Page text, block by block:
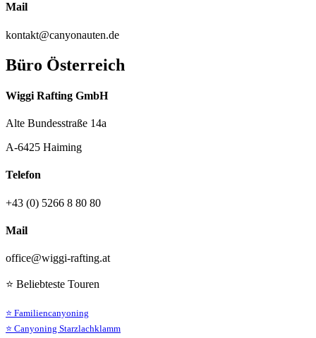
Mail
kontakt@canyonauten.de
Büro Österreich
Wiggi Rafting GmbH
Alte Bundesstraße 14a
A-6425 Haiming
Telefon
+43 (0) 5266 8 80 80
Mail
office@wiggi-rafting.at
⭐ Beliebteste Touren
⭐ Familiencanyoning
⭐ Canyoning Starzlachklamm